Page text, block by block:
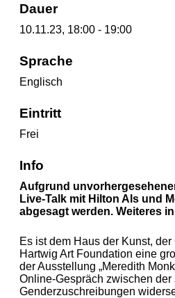
Dauer
10.11.23, 18:00 - 19:00
Sprache
Englisch
Eintritt
Frei
Info
Aufgrund
Live-Talk mit Hilton Als und
abgesagt werden. Weiteres
Es ist dem Haus der Kunst,
Hartwig Art Foundation eine
der Ausstellung „Meredith
Online-Gespräch zwischen der
Genderzuschreibungen